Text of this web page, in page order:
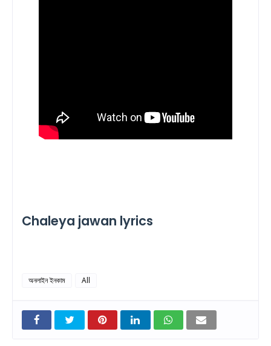
Chaleya jawan lyrics
অনলাইন ইনকাম All